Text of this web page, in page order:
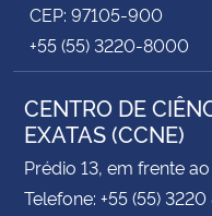
CEP: 97105-900
+55 (55) 3220-8000
CENTRO DE
EXATAS (CCNE)
Prédio 13, em frente
Telefone: +55 (55) 3220